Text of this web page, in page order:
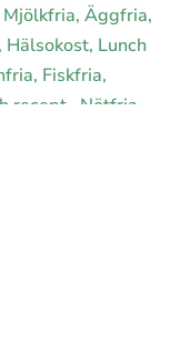
Mjölkfria, Äggfria,
Lunch
Fiskfria,
recept Nötfria,